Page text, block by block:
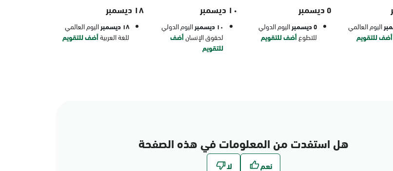
اليوم العالمي
أضف للتقويم
٥ ديسمبر
٥ ديسمبر
اليوم الدولي
للتطوعأضف للتقويم
١٠ ديسمبر
١٠ ديسمبر
اليوم الدولي
لحقوق الإنسانأضف
للتقويم
١٨ ديسمبر
١٨ ديسمبر
اليوم العالمي
للغة العربيةأضف للتقويم
هل استفدت من المعلومات في هذه الصفحة